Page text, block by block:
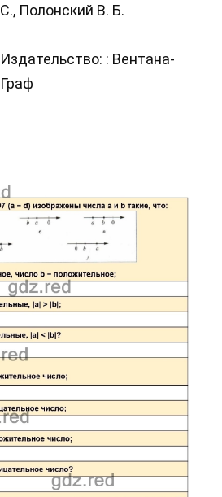
С., Полонский В. Б.
Издательство: : Вентана-
Граф